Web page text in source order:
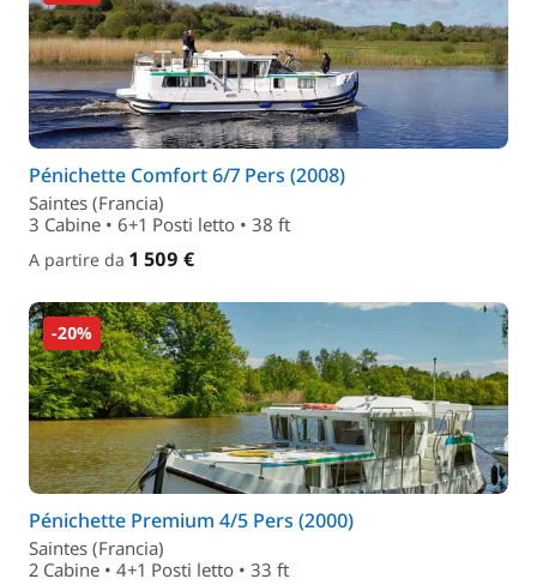
Pénichette Comfort 6/7 Pers (2008)
Saintes (Francia)
3 Cabine • 6+1 Posti letto • 38 ft
A partire da 1 509 €
-20%
Pénichette Premium 4/5 Pers (2000)
Saintes (Francia)
2 Cabine • 4+1 Posti letto • 33 ft